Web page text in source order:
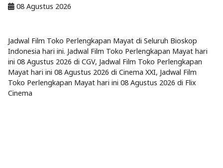
08 Agustus 2026
Jadwal Film Toko Perlengkapan Mayat di Seluruh Bioskop
Indonesia hari ini. Jadwal Film Toko Perlengkapan Mayat hari
ini 08 Agustus 2026 di CGV, Jadwal Film Toko Perlengkapan
Mayat hari ini 08 Agustus 2026 di Cinema XXI, Jadwal Film
Toko Perlengkapan Mayat hari ini 08 Agustus 2026 di Flix
Cinema